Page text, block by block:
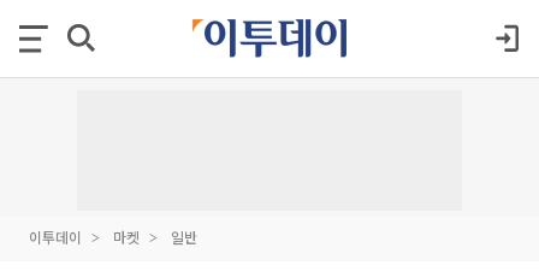
이투데이 마켓 일반